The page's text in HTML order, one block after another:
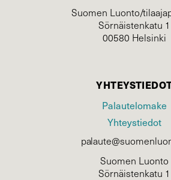
Suomen Luonto/
Sörnäistenkatu 1
00580 Helsinki
Palautelomake
Yhteystiedot
Suomen Luonto
Sörnäistenkatu 1